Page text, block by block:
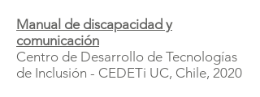
Manual de discapacidad y
comunicación
Centro de Desarrollo de Tecnologías
de Inclusión - CEDETi UC, Chile, 2020